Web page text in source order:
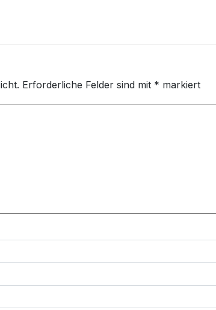
Erforderliche Felder sind mit * markiert